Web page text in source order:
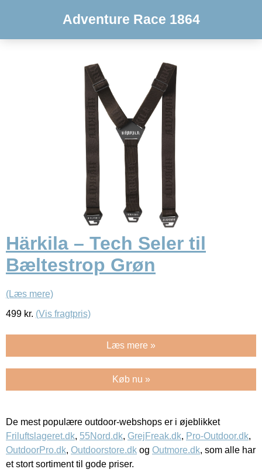
Adventure Race 1864
Härkila – Tech Seler til
Bæltestrop Grøn
(Læs mere)
499 kr. (Vis fragtpris)
Læs mere »
Køb nu »
De mest populære outdoor-webshops er i øjeblikket
Friluftslageret.dk, 55Nord.dk, GrejFreak.dk, Pro-Outdoor.dk,
OutdoorPro.dk, Outdoorstore.dk og Outmore.dk, som alle har
et stort sortiment til gode priser.